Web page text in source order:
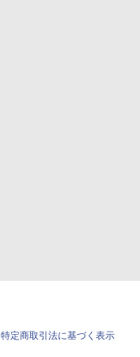
特定商取引法に基づく表示